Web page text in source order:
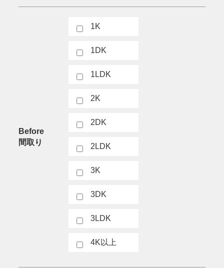
Before
間取り
1K
1DK
1LDK
2K
2DK
2LDK
3K
3DK
3LDK
4K以上